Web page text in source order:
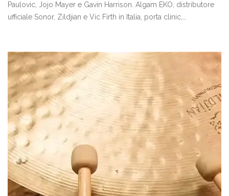
Paulovic, Jojo Mayer e Gavin Harrison. Algam EKO, distributore
ufficiale Sonor, Zildjian e Vic Firth in Italia, porta clinic,